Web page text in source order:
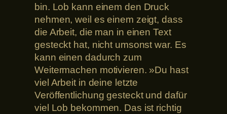
bin. Lob kann einem den Druck
nehmen, weil es einem zeigt, dass
die Arbeit, die man in einen Text
gesteckt hat, nicht umsonst war. Es
kann einen dadurch zum
Weitermachen motivieren. »Du hast
viel Arbeit in deine letzte
Veröffentlichung gesteckt und dafür
viel Lob bekommen. Das ist richtig